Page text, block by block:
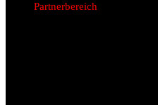
Partnerbereich